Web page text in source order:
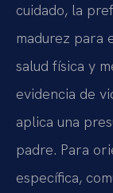
cuidado, la
madurez para
salud física y
evidencia de
aplica una
padre. Para
específica,